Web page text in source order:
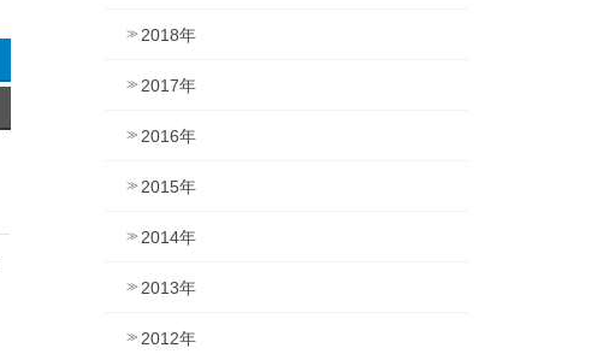
2018年
2017年
2016年
2015年
2014年
2013年
2012年